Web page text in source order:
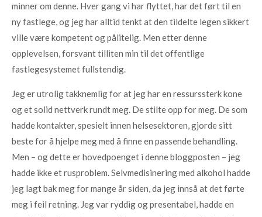
minner om denne. Hver gang vi har flyttet, har det ført til en
ny fastlege, og jeg har alltid tenkt at den tildelte legen sikkert
ville være kompetent og pålitelig. Men etter denne
opplevelsen, forsvant tilliten min til det offentlige
fastlegesystemet fullstendig.
Jeg er utrolig takknemlig for at jeg har en ressurssterk kone
og et solid nettverk rundt meg. De stilte opp for meg. De som
hadde kontakter, spesielt innen helsesektoren, gjorde sitt
beste for å hjelpe meg med å finne en passende behandling.
Men – og dette er hovedpoenget i denne bloggposten – jeg
hadde ikke et rusproblem. Selvmedisinering med alkohol hadde
jeg lagt bak meg for mange år siden, da jeg innså at det førte
meg i feil retning. Jeg var ryddig og presentabel, hadde en